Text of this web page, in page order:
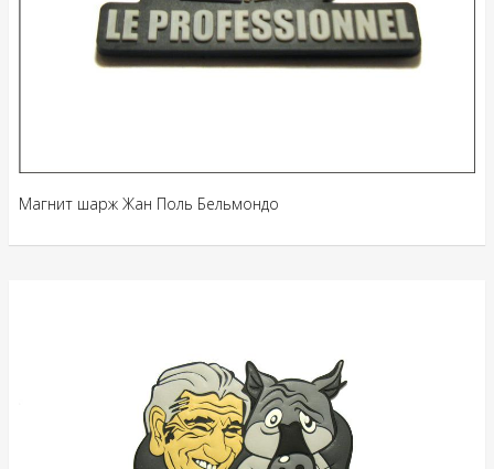
Магнит шарж Жан Поль Бельмондо